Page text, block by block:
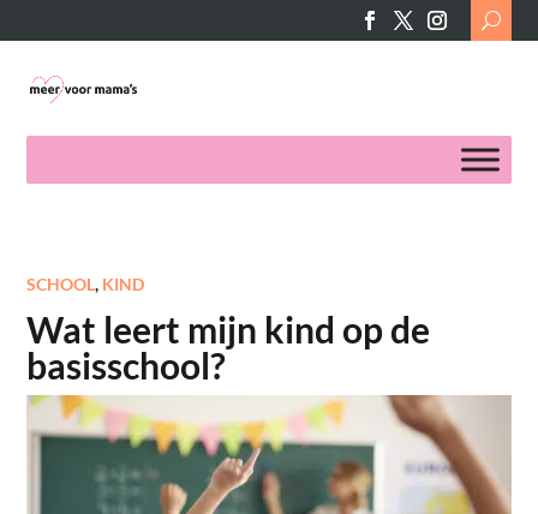
Search
for:
SCHOOL, KIND
Wat leert mijn kind op de
basisschool?